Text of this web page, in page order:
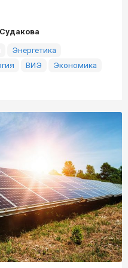
Энергетика
ВИЭ
Экономика